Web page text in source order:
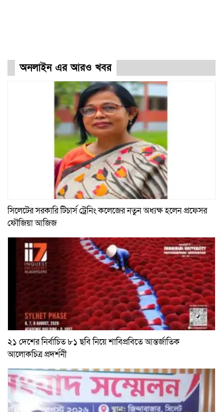
অনলাইন এর আরও খবর
সিলেটের সরকারি টিচার্স ট্রেনিং কলেজের নতুন অধ্যক্ষ হলেন প্রফেসর
ফৌজিয়া আজিজ
২১ দেশের নির্বাচিত ৮১ ছবি নিয়ে শাবিপ্রবিতে আন্তর্জাতিক
আলোকচিত্র প্রদর্শনী